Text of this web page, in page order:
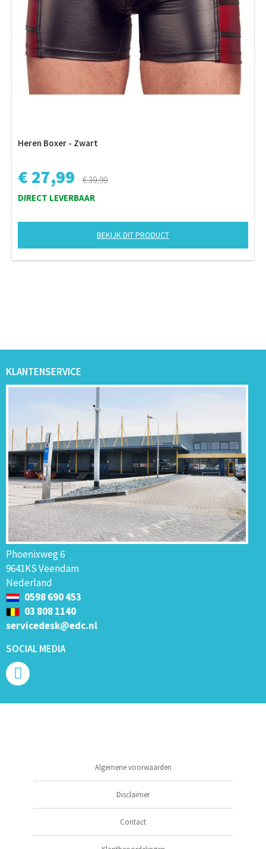
Heren Boxer - Zwart
€ 27,99
€ 39,99
DIRECT LEVERBAAR
BEKIJK DIT PRODUCT
KLANTENSERVICE
Phoenixweg 6
9641KS Veendam
Nederland
0598 690 453
03 808 1140
servicedesk@edc.nl
SOCIAL MEDIA
Algemene voorwaarden
Disclaimer
Contact